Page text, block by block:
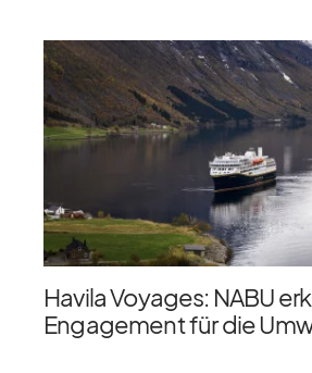
Havila Voyages: NABU
Engagement für die